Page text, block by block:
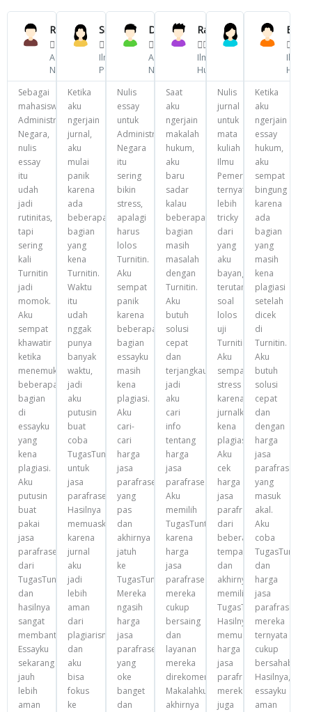
Rizki


Administrasi
Negara
Read
More
Sebagai
mahasiswa
Administrasi
Negara,
nulis
essay
itu
udah
jadi
rutinitas,
tapi
sering
kali
Turnitin
jadi
momok.
Aku
sempat
khawatir
ketika
menemukan
beberapa
bagian
di
essayku
yang
kena
plagiasi.
Aku
putusin
buat
pakai
jasa
parafrase
dari
TugasTuntas.com
dan
hasilnya
sangat
membantu.
Essayku
sekarang
jauh
lebih
aman
Siti


Ilmu
Pemerintahan
Read
More
Ketika
aku
ngerjain
jurnal,
aku
mulai
panik
karena
ada
beberapa
bagian
yang
kena
Turnitin.
Waktu
itu
udah
nggak
punya
banyak
waktu,
jadi
aku
putusin
buat
coba
TugasTuntas.com
untuk
jasa
parafrase.
Hasilnya
memuaskan
karena
jurnal
aku
jadi
lebih
aman
dari
plagiarisme,
dan
aku
bisa
fokus
ke
Dika


Administrasi
Negara
Read
More
Nulis
essay
untuk
Administrasi
Negara
itu
sering
bikin
stress,
apalagi
harus
lolos
Turnitin.
Aku
sempat
panik
karena
beberapa
bagian
essayku
masih
kena
plagiasi.
Aku
cari-
cari
harga
jasa
parafrase
yang
pas
dan
akhirnya
jatuh
ke
TugasTuntas.com.
Mereka
ngasih
harga
jasa
parafrase
yang
oke
banget
dan
Ravi
 
Ilmu
Hukum
Read
More
Saat
aku
ngerjain
makalah
hukum,
aku
baru
sadar
kalau
beberapa
bagian
masih
masalah
dengan
Turnitin.
Aku
butuh
solusi
cepat
dan
terjangkau,
jadi
aku
cari
info
tentang
harga
jasa
parafrase.
Aku
memilih
TugasTuntas.com
karena
harga
jasa
parafrase
mereka
cukup
bersaing
dan
layanan
mereka
direkomendasikan.
Makalahku
akhirnya
Rena

Pemerintahan
Nulis
jurnal
untuk
mata
kuliah
Ilmu
Pemerintahan
ternyata
lebih
tricky
dari
yang
aku
bayangkan,
terutama
soal
lolos
uji
Turnitin.
Aku
sempat
stress
karena
jurnalku
kena
plagiasi.
Aku
cek
harga
jasa
parafrase
dari
beberapa
tempat
dan
akhirnya
memilih
TugasTuntas.com.
Hasilnya
memuaskan,
harga
jasa
parafrase
mereka
juga

Ilmu
Ketika
aku
ngerjain
essay
hukum,
aku
sempat
bingung
karena
ada
bagian
yang
masih
kena
plagiasi
setelah
dicek
di
Turnitin.
Aku
butuh
solusi
cepat
dan
dengan
harga
jasa
parafrase
yang
masuk
akal.
Aku
coba
dan
harga
jasa
parafrase
mereka
ternyata
cukup
bersahabat.
Hasilnya,
essayku
aman
Previous
Next